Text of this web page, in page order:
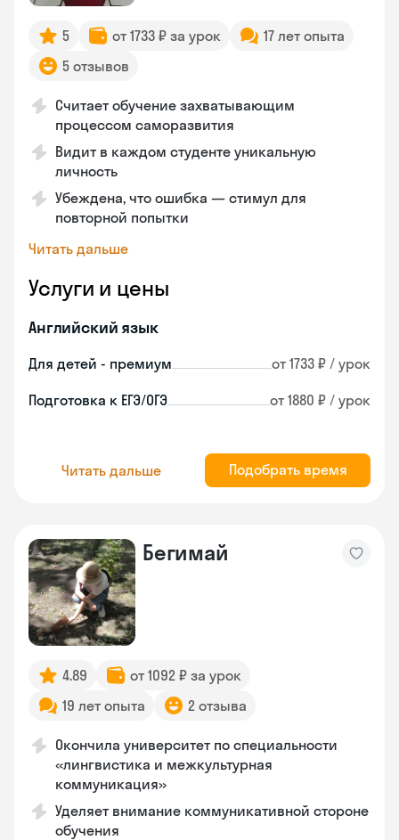
5 от 1733 ₽ за урок
17 лет опыта
5 отзывов
Считает обучение захватывающим
процессом саморазвития
Видит в каждом студенте уникальную
личность
Убеждена, что ошибка — стимул для
повторной попытки
Читать дальше
Услуги и цены
Английский язык
Для детей - премиум от 1733 ₽ / урок
Подготовка к ЕГЭ/ОГЭ от 1880 ₽ / урок
Читать дальше Подобрать время
Бегимай
4.89
от 1092 ₽ за урок
19 лет опыта
2 отзыва
Окончила университет по специальности
«лингвистика и межкультурная
коммуникация»
Уделяет внимание коммуникативной стороне
обучения